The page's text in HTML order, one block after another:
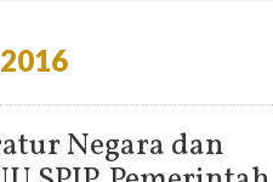
Negara dan